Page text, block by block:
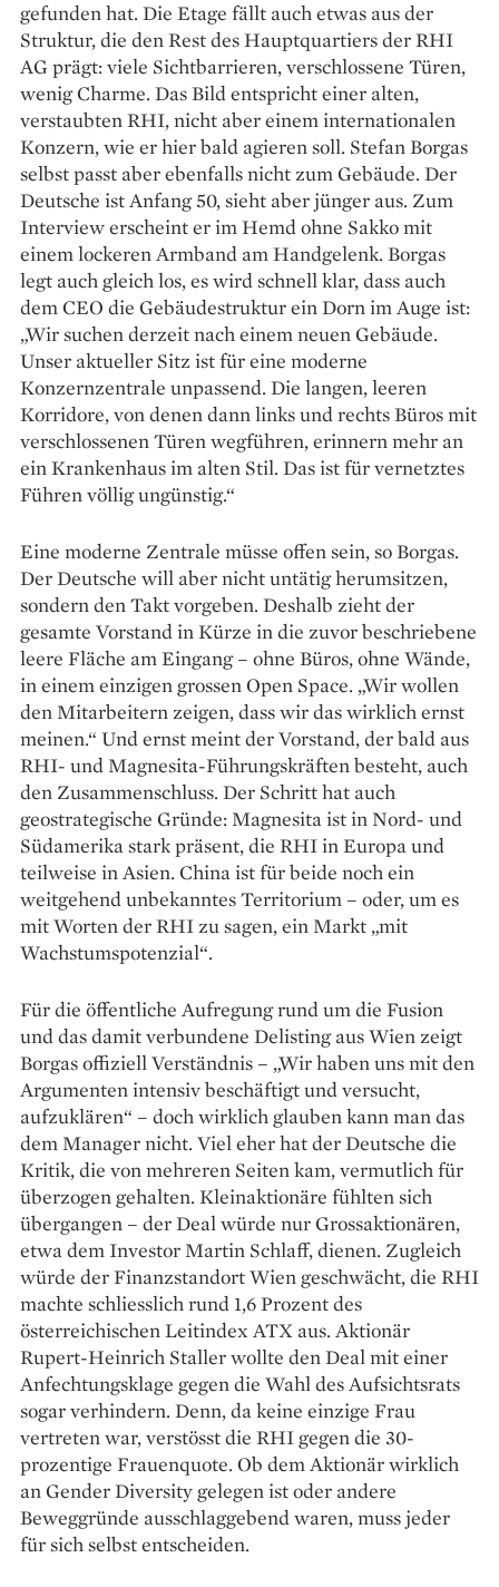
gefunden hat. Die Etage fällt auch etwas aus der
Struktur, die den Rest des Hauptquartiers der RHI
AG prägt: viele Sichtbarrieren, verschlossene Türen,
wenig Charme. Das Bild entspricht einer alten,
verstaubten RHI, nicht aber einem internationalen
Konzern, wie er hier bald agieren soll. Stefan Borgas
selbst passt aber ebenfalls nicht zum Gebäude. Der
Deutsche ist Anfang 50, sieht aber jünger aus. Zum
Interview erscheint er im Hemd ohne Sakko mit
einem lockeren Armband am Handgelenk. Borgas
legt auch gleich los, es wird schnell klar, dass auch
dem CEO die Gebäudestruktur ein Dorn im Auge ist:
„Wir suchen derzeit nach einem neuen Gebäude.
Unser aktueller Sitz ist für eine moderne
Konzernzen­trale unpassend. Die langen, leeren
Korridore, von denen dann links und rechts Büros mit
verschlossenen Türen wegführen, erinnern mehr an
ein Krankenhaus im alten Stil. Das ist für vernetztes
Führen völlig ungünstig.“
Eine moderne Zentrale müsse offen sein, so Borgas.
Der Deutsche will aber nicht untätig herumsitzen,
sondern den Takt vorgeben. Deshalb zieht der
gesamte Vorstand in Kürze in die zuvor beschriebene
leere Fläche am Eingang – ohne Büros, ohne ­Wände,
in einem einzigen grossen Open Space. „Wir wollen
den Mitarbeitern zeigen, dass wir das wirklich ernst
meinen.“ Und ernst meint der Vorstand, der bald aus
RHI- und Magnesita-­Führungskräften besteht, auch
den Zusammenschluss. Der Schritt hat auch
geostrategische Gründe: Magnesita ist in Nord- und
Südamerika stark präsent, die RHI in Europa und
teilweise in Asien. China ist für beide noch ein
weitgehend unbekanntes Territorium – oder, um es
mit Worten der RHI zu sagen, ein Markt „mit
Wachstumspotenzial“.
Für die öffentliche Aufregung rund um die Fusion
und das damit verbundene Delisting aus Wien zeigt
Borgas offiziell Verständnis – „Wir haben uns mit den
Argumenten intensiv beschäftigt und versucht,
aufzuklären“ – doch wirklich glauben kann man das
dem Manager nicht. Viel eher hat der Deutsche die
Kritik, die von mehreren Seiten kam, vermutlich für
überzogen gehalten. Kleinaktionäre fühlten sich
übergangen – der Deal würde nur Gross­aktionären,
etwa dem Investor Martin Schlaff, dienen. Zugleich
würde der Finanzstandort Wien geschwächt, die RHI
machte schliesslich rund 1,6 Prozent des
österreichischen Leitindex ATX aus. Aktionär
Rupert-Heinrich Staller wollte den Deal mit einer
Anfechtungsklage gegen die Wahl des Aufsichtsrats
sogar verhindern. Denn, da keine einzige Frau
vertreten war, verstösst die RHI gegen die 30-
prozentige Frauenquote. Ob dem Aktionär wirklich
an Gender Diversity gelegen ist oder andere
Beweggründe ausschlaggebend waren, muss jeder
für sich selbst entscheiden.